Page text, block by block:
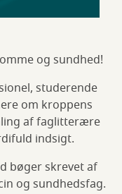
og sundhed!
studerende
om kroppens
af faglitterære
indsigt.
bøger skrevet af
og sundhedsfag.